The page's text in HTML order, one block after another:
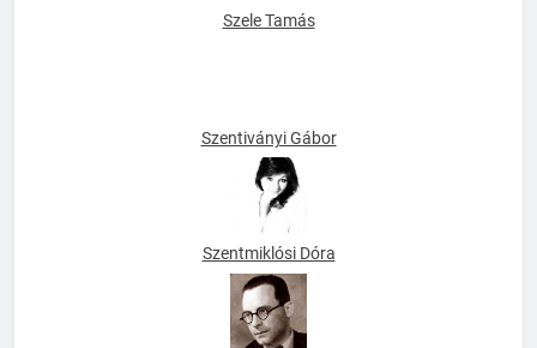
Szele Tamás
Szentmiklósi Dóra
Szerb Antal